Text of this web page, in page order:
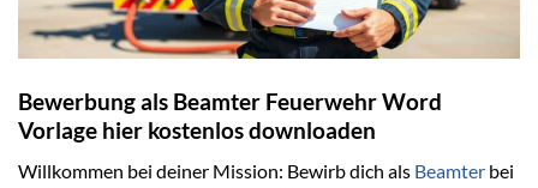
Bewerbung als Beamter Feuerwehr Word
Vorlage hier kostenlos downloaden
Willkommen bei deiner Mission: Bewirb dich als Beamter bei